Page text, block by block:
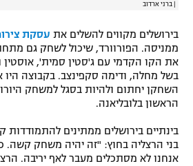
ברני ארדוב
בירושלים מקווים להשלים את עסקת
ממניסה. הפורוורד, שיכול לשחק גם
את הקו הקדמי עם ג'סטין סמית', אוסטין
בשל מחלה, ודימה סקפינצב. בקבוצה היו
השחקן יחתום ולהיות בסגל למשחק
הראשון בלובליאנה.
בינתיים בירושלים ממתינים
בני הרצליה בחוץ: "זה יהיה משחק קשה.
אנחנו לא מסתכלים מעבר לאף יריבה.